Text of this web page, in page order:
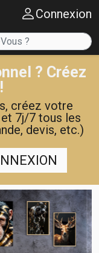
Connexion
? Créez
créez votre
7j/7 tous les
devis, etc.)